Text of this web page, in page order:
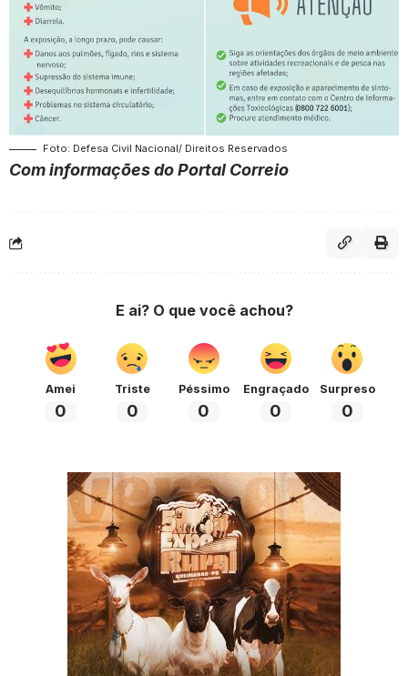
Foto: Defesa Civil Nacional/ Direitos Reservados
Com informações do Portal Correio
E ai? O que você achou?
Amei
0
Triste
0
Péssimo
0
Engraçado
0
Surpreso
0